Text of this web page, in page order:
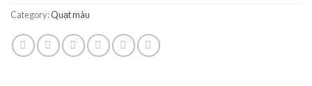
Category:Quạt màu